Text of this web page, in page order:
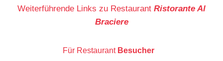
Weiterführende Links zu Restaurant Ristorante Al
Braciere
Für Restaurant Besucher